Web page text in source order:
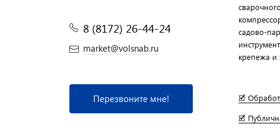
8 (8172) 26-44-24
market@volsnab.ru
Перезвоните мне!
садово-
крепежа и
🗹
🗹